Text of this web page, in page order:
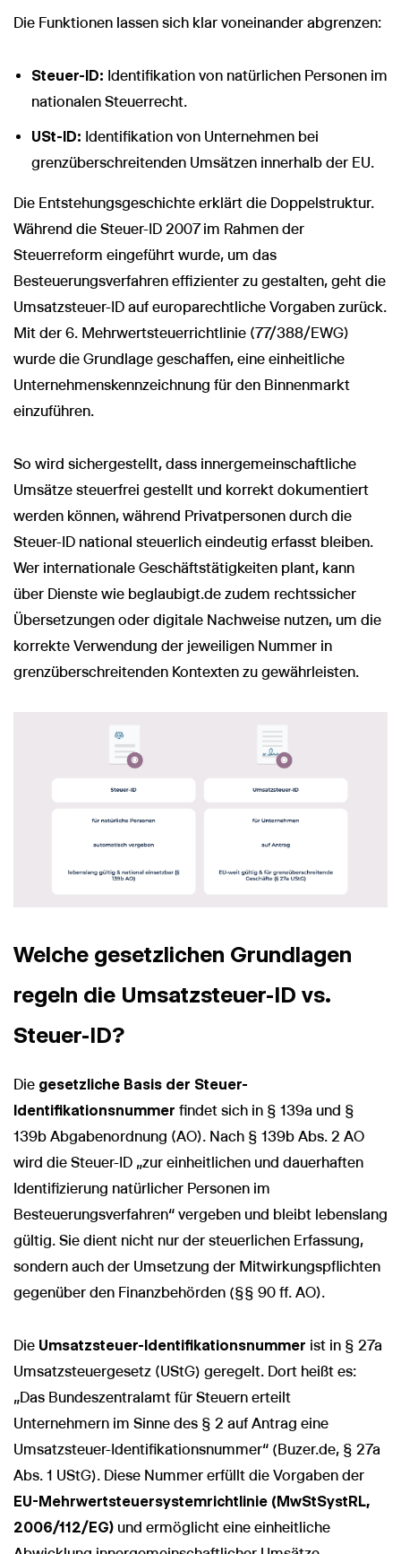
Die Funktionen lassen sich klar voneinander abgrenzen:
Steuer-ID: Identifikation von natürlichen Personen im
nationalen Steuerrecht.
USt-ID: Identifikation von Unternehmen bei
grenzüberschreitenden Umsätzen innerhalb der EU.
Die Entstehungsgeschichte erklärt die Doppelstruktur.
Während die Steuer-ID 2007 im Rahmen der
Steuerreform eingeführt wurde, um das
Besteuerungsverfahren effizienter zu gestalten, geht die
Umsatzsteuer-ID auf europarechtliche Vorgaben zurück.
Mit der 6. Mehrwertsteuerrichtlinie (77/388/EWG)
wurde die Grundlage geschaffen, eine einheitliche
Unternehmenskennzeichnung für den Binnenmarkt
einzuführen.
So wird sichergestellt, dass innergemeinschaftliche
Umsätze steuerfrei gestellt und korrekt dokumentiert
werden können, während Privatpersonen durch die
Steuer-ID national steuerlich eindeutig erfasst bleiben.
Wer internationale Geschäftstätigkeiten plant, kann
über Dienste wie beglaubigt.de zudem rechtssicher
Übersetzungen oder digitale Nachweise nutzen, um die
korrekte Verwendung der jeweiligen Nummer in
grenzüberschreitenden Kontexten zu gewährleisten.
Welche gesetzlichen Grundlagen
regeln die Umsatzsteuer-ID vs.
Steuer-ID?
Die gesetzliche Basis der Steuer-
Identifikationsnummer findet sich in § 139a und §
139b Abgabenordnung (AO). Nach § 139b Abs. 2 AO
wird die Steuer-ID „zur einheitlichen und dauerhaften
Identifizierung natürlicher Personen im
Besteuerungsverfahren“ vergeben und bleibt lebenslang
gültig. Sie dient nicht nur der steuerlichen Erfassung,
sondern auch der Umsetzung der Mitwirkungspflichten
gegenüber den Finanzbehörden (§§ 90 ff. AO).
Die Umsatzsteuer-Identifikationsnummer ist in § 27a
Umsatzsteuergesetz (UStG) geregelt. Dort heißt es:
„Das Bundeszentralamt für Steuern erteilt
Unternehmern im Sinne des § 2 auf Antrag eine
Umsatzsteuer-Identifikationsnummer“ (Buzer.de, § 27a
Abs. 1 UStG). Diese Nummer erfüllt die Vorgaben der
EU-Mehrwertsteuersystemrichtlinie (MwStSystRL,
2006/112/EG) und ermöglicht eine einheitliche